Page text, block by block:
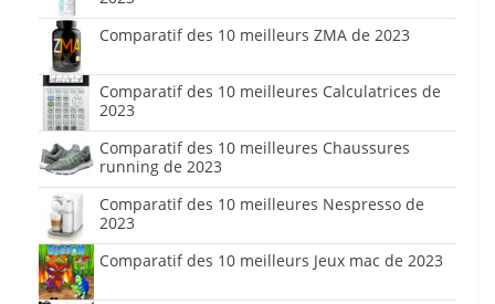
Comparatif des 10 meilleurs ZMA de 2023
Comparatif des 10 meilleures Calculatrices de
2023
Comparatif des 10 meilleures Chaussures
running de 2023
Comparatif des 10 meilleures Nespresso de
2023
Comparatif des 10 meilleurs Jeux mac de 2023